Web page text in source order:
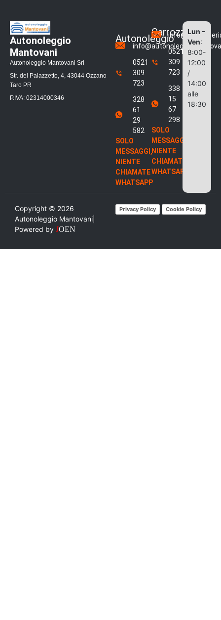
Autonoleggio
Mantovani
Autonoleggio Mantovani Srl
Str. del Palazzetto, 4, 43044 Ozzano
Taro PR
P.IVA: 02314000346
Autonoleggio
0521
309
723
328
61
29
582
SOLO
MESSAGGI,
NIENTE
CHIAMATE
WHATSAPP
Carrozzeria
0521
309
723
338
15
67
298
SOLO
MESSAGGI,
NIENTE
CHIAMATE
WHATSAPP
Lun –
Ven:
8:00-
12:00
/
14:00
alle
18:30
Copyright © 2026
Autonoleggio Mantovani|
Powered by JOEN
Privacy Policy Cookie Policy